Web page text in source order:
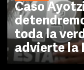
Caso
toda la
advierte la